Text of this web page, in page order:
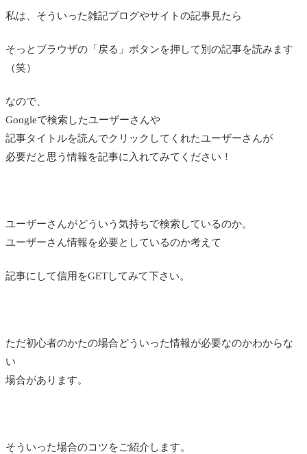
私は、そういった雑記ブログやサイトの記事見たら
そっとブラウザの「戻る」ボタンを押して別の記事を読みます
（笑）
なので、
Googleで検索したユーザーさんや
記事タイトルを読んでクリックしてくれたユーザーさんが
必要だと思う情報を記事に入れてみてください！
ユーザーさんがどういう気持ちで検索しているのか。
ユーザーさん情報を必要としているのか考えて
記事にして信用をGETしてみて下さい。
ただ初心者のかたの場合どういった情報が必要なのかわからな
い
場合があります。
そういった場合のコツをご紹介します。